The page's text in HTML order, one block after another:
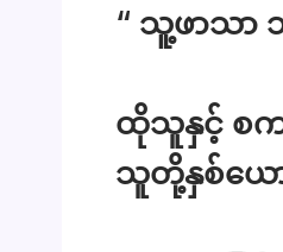
“ သူ့ဖာသာ
ထိုသူနှင့် စက
သူတို့နှစ်ယေ